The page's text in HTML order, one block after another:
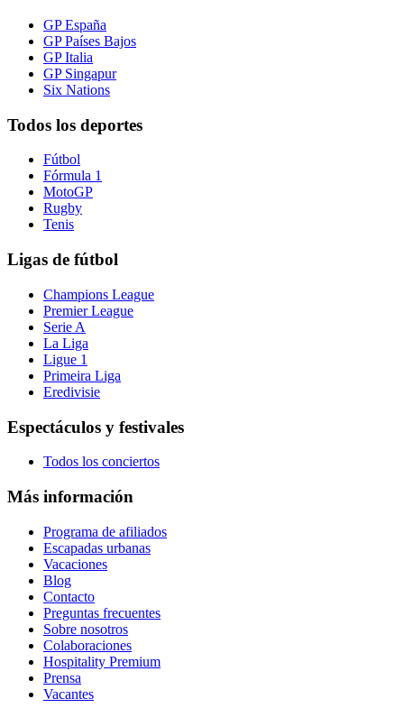
GP España
GP Países Bajos
GP Italia
GP Singapur
Six Nations
Todos los deportes
Fútbol
Fórmula 1
MotoGP
Rugby
Tenis
Ligas de fútbol
Champions League
Premier League
Serie A
La Liga
Ligue 1
Primeira Liga
Eredivisie
Espectáculos y festivales
Todos los conciertos
Más información
Programa de afiliados
Escapadas urbanas
Vacaciones
Blog
Contacto
Preguntas frecuentes
Sobre nosotros
Colaboraciones
Hospitality Premium
Prensa
Vacantes